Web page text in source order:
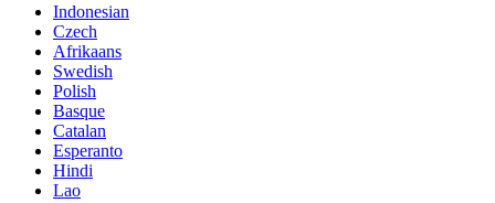
Indonesian
Czech
Afrikaans
Swedish
Polish
Basque
Catalan
Esperanto
Hindi
Lao